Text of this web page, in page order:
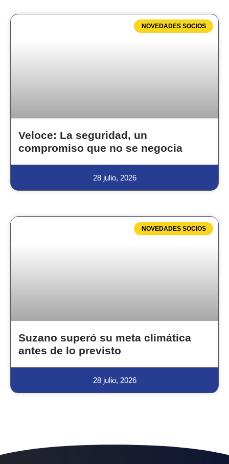
NOVEDADES SOCIOS
Veloce: La seguridad, un
compromiso que no se negocia
28 julio, 2026
NOVEDADES SOCIOS
Suzano superó su meta climática
antes de lo previsto
28 julio, 2026